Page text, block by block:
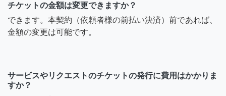
チケットの金額は変更できますか？
できます。本契約（依頼者様の前払い決済）前であれば、
金額の変更は可能です。
サービスやリクエストのチケットの発行に費用はかかりま
すか？